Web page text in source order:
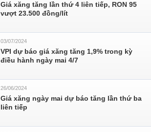
Giá xăng tăng lần thứ 4 liên tiếp, RON 95
vượt 23.500 đồng/lít
03/07/2024
VPI dự báo giá xăng tăng 1,9% trong kỳ
điều hành ngày mai 4/7
26/06/2024
Giá xăng ngày mai dự báo tăng lần thứ ba
liên tiếp